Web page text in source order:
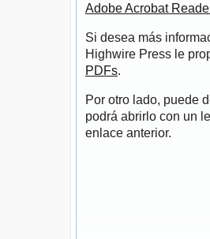
Adobe Acrobat
Si desea más
Highwire Press le
PDFs.
Por otro lado, puede
podrá abrirlo con un
enlace anterior.